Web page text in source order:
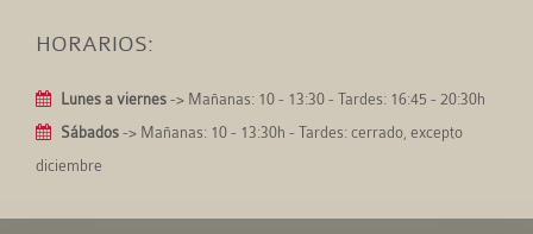
HORARIOS:
Lunes a viernes -> Mañanas: 10 - 13:30 - Tardes: 16:45 - 20:30h
Sábados -> Mañanas: 10 - 13:30h - Tardes: cerrado, excepto
diciembre